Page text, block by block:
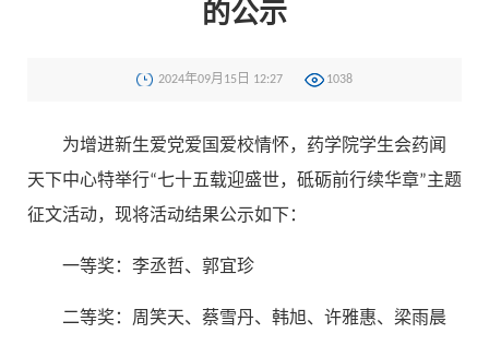
的公示
2024年09月15日 12:27 1038
为增进新生爱党爱国爱校情怀，药学院学生会药闻
天下中心特举行“七十五载迎盛世，砥砺前行续华章”主题
征文活动，现将活动结果公示如下：
一等奖：李丞哲、郭宜珍
二等奖：周笑天、蔡雪丹、韩旭、许雅惠、梁雨晨